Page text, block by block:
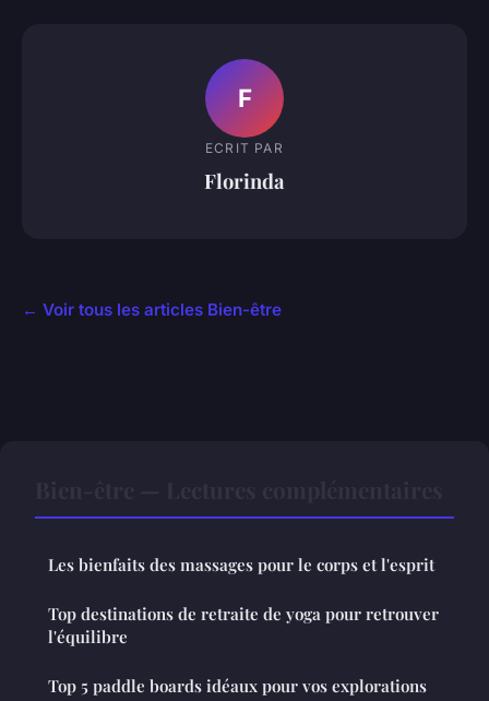
F
ECRIT PAR
Florinda
← Voir tous les articles Bien-être
Les bienfaits des massages pour le corps et l'esprit
Top destinations de retraite de yoga pour retrouver
l'équilibre
Top 5 paddle boards idéaux pour vos explorations